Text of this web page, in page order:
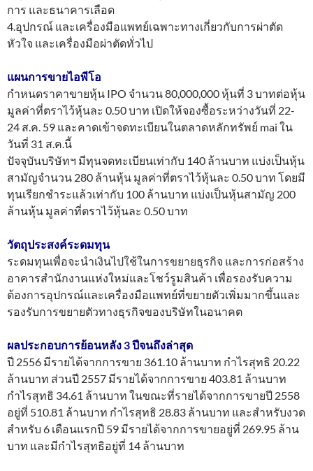
การ และธนาคารเลือด
4.อุปกรณ์ และเครื่องมือแพทย์เฉพาะทางเกี่ยวกับการผ่าตัด
หัวใจ และเครื่องมือผ่าตัดทั่วไป
แผนการขายไอพีโอ
กำหนดราคาขายหุ้น IPO จำนวน 80,000,000 หุ้นที่ 3 บาทต่อหุ้น
มูลค่าที่ตราไว้หุ้นละ 0.50 บาท เปิดให้จองซื้อระหว่างวันที่ 22-
24 ส.ค. 59 และคาดเข้าจดทะเบียนในตลาดหลักทรัพย์ mai ใน
วันที่ 31 ส.ค.นี้
ปัจจุบันบริษัทฯ มีทุนจดทะเบียนเท่ากับ 140 ล้านบาท แบ่งเป็นหุ้น
สามัญจำนวน 280 ล้านหุ้น มูลค่าที่ตราไว้หุ้นละ 0.50 บาท โดยมี
ทุนเรียกชำระแล้วเท่ากับ 100 ล้านบาท แบ่งเป็นหุ้นสามัญ 200
ล้านหุ้น มูลค่าที่ตราไว้หุ้นละ 0.50 บาท
วัตถุประสงค์ระดมทุน
ระดมทุนเพื่อจะนำเงินไปใช้ในการขยายธุรกิจ และการก่อสร้าง
อาคารสำนักงานแห่งใหม่และโชว์รูมสินค้า เพื่อรองรับความ
ต้องการอุปกรณ์และเครื่องมือแพทย์ที่ขยายตัวเพิ่มมากขึ้นและ
รองรับการขยายตัวทางธุรกิจของบริษัทในอนาคต
ผลประกอบการย้อนหลัง 3 ปีจนถึงล่าสุด
ปี 2556 มีรายได้จากการขาย 361.10 ล้านบาท กำไรสุทธิ 20.22
ล้านบาท ส่วนปี 2557 มีรายได้จากการขาย 403.81 ล้านบาท
กำไรสุทธิ 34.61 ล้านบาท ในขณะที่รายได้จากการขายปี 2558
อยู่ที่ 510.81 ล้านบาท กำไรสุทธิ 28.83 ล้านบาท และสำหรับงวด
สำหรับ 6 เดือนแรกปี 59 มีรายได้จากการขายอยู่ที่ 269.95 ล้าน
บาท และมีกำไรสุทธิอยู่ที่ 14 ล้านบาท